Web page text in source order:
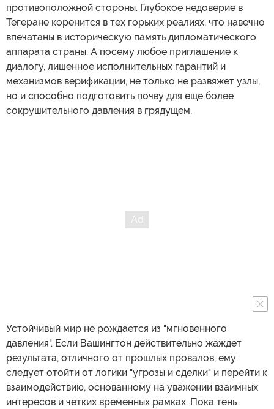
противоположной стороны. Глубокое недоверие в
Тегеране коренится в тех горьких реалиях, что навечно
впечатаны в историческую память дипломатического
аппарата страны. А посему любое приглашение к
диалогу, лишенное исполнительных гарантий и
механизмов верификации, не только не развяжет узлы,
но и способно подготовить почву для еще более
сокрушительного давления в грядущем.
Устойчивый мир не рождается из "мгновенного
давления". Если Вашингтон действительно жаждет
результата, отличного от прошлых провалов, ему
следует отойти от логики "угрозы и сделки" и перейти к
взаимодействию, основанному на уважении взаимных
интересов и четких временных рамках. Пока тень